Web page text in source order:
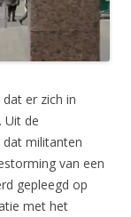
er zich in
Uit de
dat militanten
van een
gepleegd op
met het